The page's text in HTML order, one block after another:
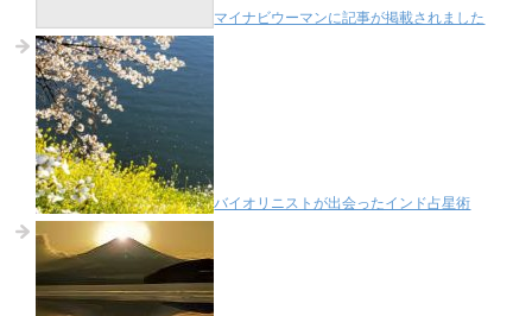
マイナビウーマンに記事が掲載されました
バイオリニストが出会ったインド占星術